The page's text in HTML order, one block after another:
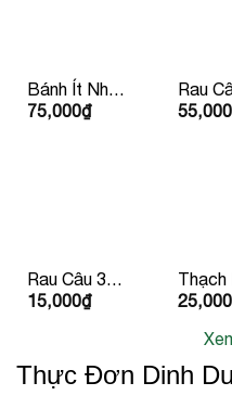
Bánh Ít Nhân
Tôm Thịt
75,000₫
Rau
Màu
55,000
Rau Câu 3
Màu Ly
15,000₫
Thạch
Hạt
25,000
Thực Đơn Dinh